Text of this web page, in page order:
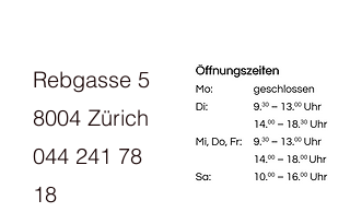
Rebgasse 5
8004 Zürich
044 241 78
18